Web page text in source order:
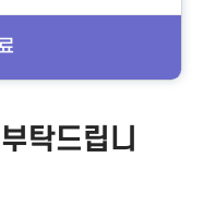
탁드립니